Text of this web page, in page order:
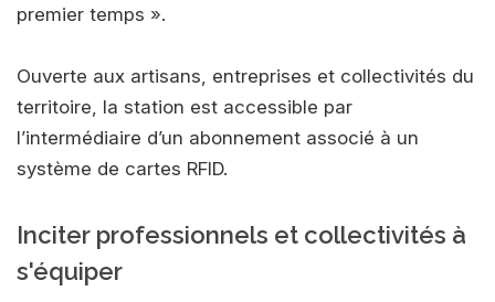
premier temps ».
Ouverte aux artisans, entreprises et collectivités du
territoire, la station est accessible par
l’intermédiaire d’un abonnement associé à un
système de cartes RFID.
Inciter professionnels et collectivités à
s'équiper